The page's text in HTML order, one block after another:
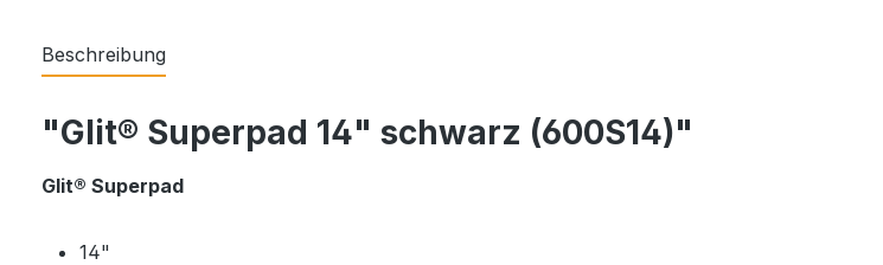
Beschreibung
"Glit® Superpad 14" schwarz (600S14)"
Glit® Superpad
14"